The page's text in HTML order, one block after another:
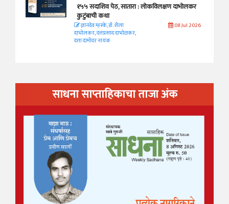
१५५ सदाशिव पेठ, सातारा : लोकविलक्षण दाभोलकर
कुटुंबाची कथा
ज्ञानदेव म्हस्के, डॉ. शैला
दाभोलकर, दत्तप्रसाद दाभोळकर,
दत्ता दामोदर नायक
08 Jul 2026
साधना साप्ताहिकाचा ताजा अंक